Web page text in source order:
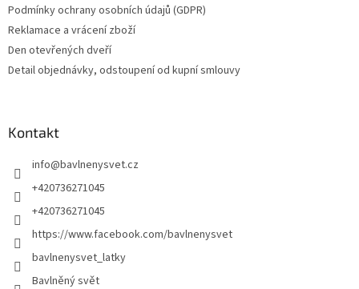
Podmínky ochrany osobních údajů (GDPR)
Reklamace a vrácení zboží
Den otevřených dveří
Detail objednávky, odstoupení od kupní smlouvy
Kontakt
info@bavlnenysvet.cz
+420736271045
+420736271045
https://www.facebook.com/bavlnenysvet
bavlnenysvet_latky
Bavlněný svět